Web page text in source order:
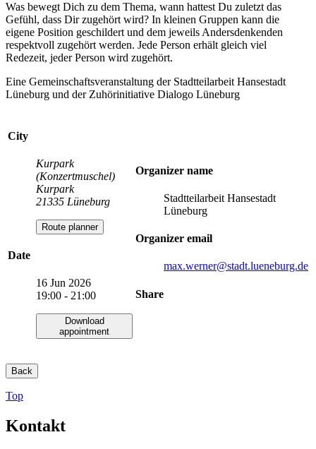
Was bewegt Dich zu dem Thema, wann hattest Du zuletzt das
Gefühl, dass Dir zugehört wird? In kleinen Gruppen kann die
eigene Position geschildert und dem jeweils Andersdenkenden
respektvoll zugehört werden. Jede Person erhält gleich viel
Redezeit, jeder Person wird zugehört.
Eine Gemeinschaftsveranstaltung der Stadtteilarbeit Hansestadt
Lüneburg und der Zuhörinitiative Dialogo Lüneburg
City
Kurpark
(Konzertmuschel)
Kurpark
21335 Lüneburg
Route planner
Date
16 Jun 2026
19:00 - 21:00
Download
appointment
Organizer name
Stadtteilarbeit Hansestadt
Lüneburg
Organizer email
max.werner@stadt.lueneburg.de
Share
Back
Top
Kontakt